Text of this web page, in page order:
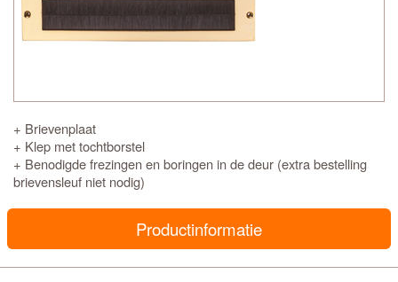
+ Brievenplaat
+ Klep met tochtborstel
+ Benodigde frezingen en boringen in de deur (extra bestelling
brievensleuf niet nodig)
Productinformatie